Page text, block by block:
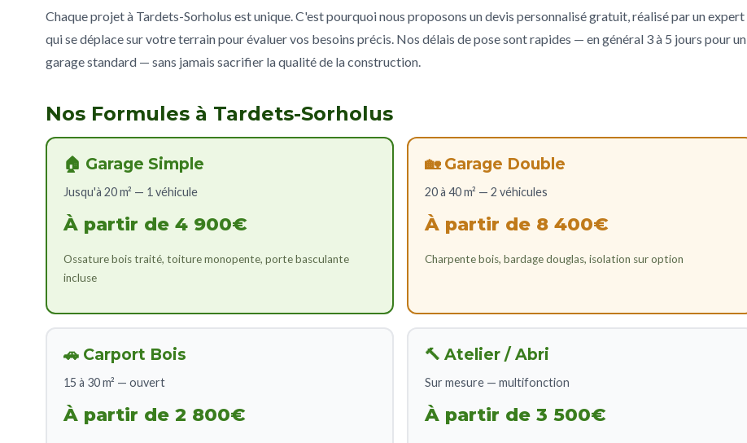
Chaque projet à Tardets-Sorholus est unique. C'est pourquoi nous proposons un devis personnalisé gratuit, réalisé par un expert
qui se déplace sur votre terrain pour évaluer vos besoins précis. Nos délais de pose sont rapides — en général 3 à 5 jours pour un
garage standard — sans jamais sacrifier la qualité de la construction.
Nos Formules à Tardets-Sorholus
🏠 Garage Simple
Jusqu'à 20 m² — 1 véhicule
À partir de 4 900€
Ossature bois traité, toiture monopente, porte basculante
incluse
🏡 Garage Double
20 à 40 m² — 2 véhicules
À partir de 8 400€
Charpente bois, bardage douglas, isolation sur option
🚗 Carport Bois
15 à 30 m² — ouvert
À partir de 2 800€
🔨 Atelier / Abri
Sur mesure — multifonction
À partir de 3 500€